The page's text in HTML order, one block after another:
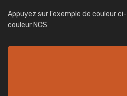
Appuyez sur l'exemple de couleur
couleur NCS: